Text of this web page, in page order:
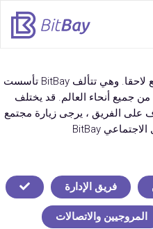
main
content
تأسست BitBay في عام 2014 واستحوذ عليها المجتمع لاحقا. وهي تتألف
جميع أنحاء العالم. قد يختلف
على الفريق ، يرجى زيارة مجتمع
فريق الإدارة
المروجيين والاتصالات